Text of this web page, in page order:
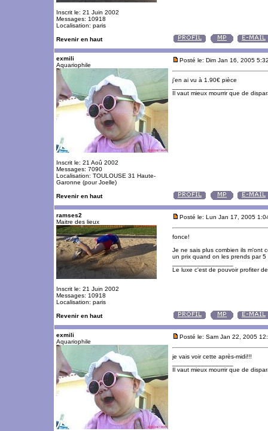
Inscrit le: 21 Juin 2002
Messages: 10918
Localisation: paris
Revenir en haut
exmili
Aquariophile
Inscrit le: 21 Aoû 2002
Messages: 7090
Localisation: TOULOUSE 31 Haute-
Garonne (pour Joelle)
Posté le: Dim Jan 16, 2005
j'en ai vu à 1.90€ pièce
Il vaut mieux mourrir que de
Revenir en haut
ramses2
Maitre des lieux
Inscrit le: 21 Juin 2002
Messages: 10918
Localisation: paris
Posté le: Lun Jan 17, 2005
fonce!
Je ne sais plus combien ils m'ont
un prix quand on les prends par
Le luxe c'est de pouvoir profiter
Revenir en haut
exmili
Aquariophile
Posté le: Sam Jan 22, 2005
je vais voir cette après-midi!!!
Il vaut mieux mourrir que de